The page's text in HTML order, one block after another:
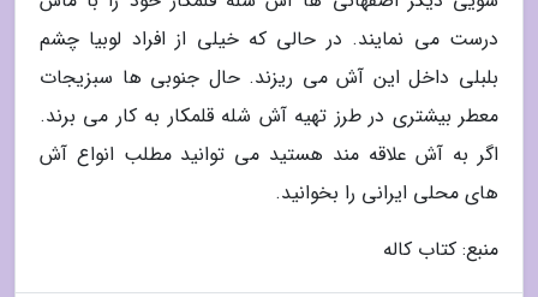
درست می نمایند. در حالی که خیلی از افراد لوبیا چشم
بلبلی داخل این آش می ریزند. حال جنوبی ها سبزیجات
معطر بیشتری در طرز تهیه آش شله قلمکار به کار می برند.
اگر به آش علاقه مند هستید می توانید مطلب انواع آش
های محلی ایرانی را بخوانید.
منبع: کتاب کاله